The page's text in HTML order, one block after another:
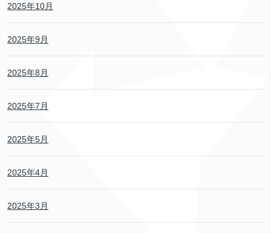
2025年10月
2025年9月
2025年8月
2025年7月
2025年5月
2025年4月
2025年3月